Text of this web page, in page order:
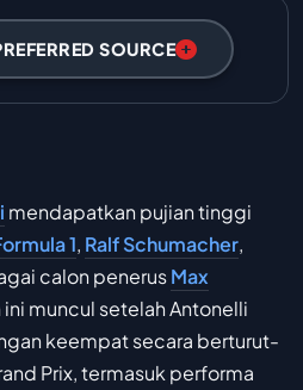
SOURCE
mendapatkan pujian tinggi
1, Ralf Schumacher,
calon penerusMax
ini muncul setelah Antonelli
keempat secara berturut-
Prix, termasuk performa